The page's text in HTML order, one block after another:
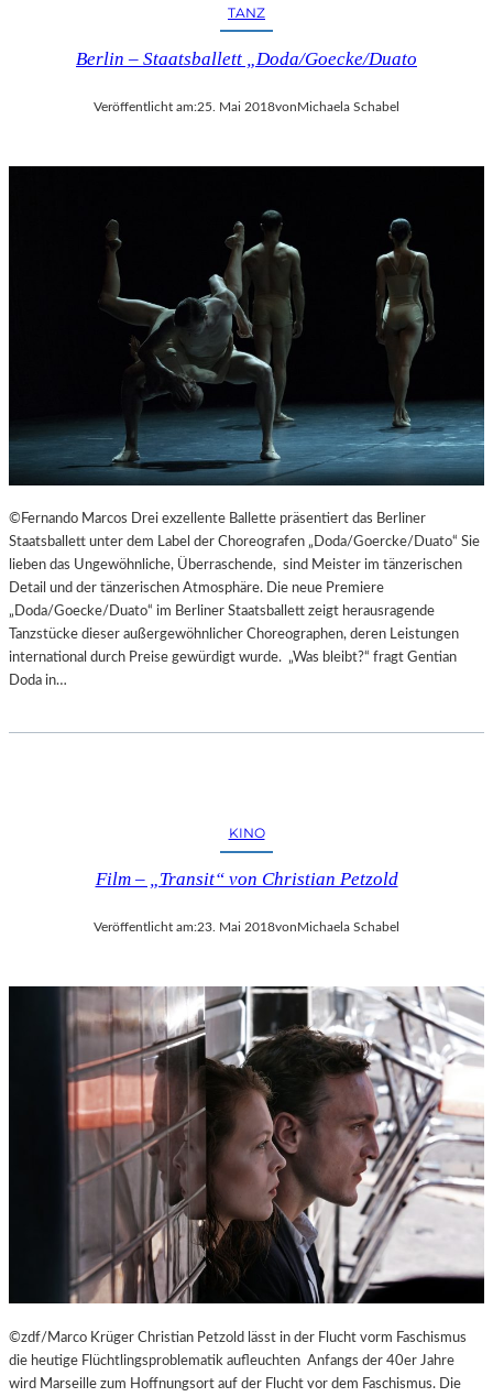
TANZ
Berlin – Staatsballett „Doda/Goecke/Duato
Veröffentlicht am:25. Mai 2018vonMichaela Schabel
©Fernando Marcos Drei exzellente Ballette präsentiert das Berliner
Staatsballett unter dem Label der Choreografen „Doda/Goercke/Duato“ Sie
lieben das Ungewöhnliche, Überraschende, sind Meister im tänzerischen
Detail und der tänzerischen Atmosphäre. Die neue Premiere
„Doda/Goecke/Duato“ im Berliner Staatsballett zeigt herausragende
Tanzstücke dieser außergewöhnlicher Choreographen, deren Leistungen
international durch Preise gewürdigt wurde. „Was bleibt?“ fragt Gentian
Doda in…
KINO
Film – „Transit“ von Christian Petzold
Veröffentlicht am:23. Mai 2018von Michaela Schabel
©zdf/Marco Krüger Christian Petzold lässt in der Flucht vorm Faschismus
die heutige Flüchtlingsproblematik aufleuchten Anfangs der 40er Jahre
wird Marseille zum Hoffnungsort auf der Flucht vor dem Faschismus. Die